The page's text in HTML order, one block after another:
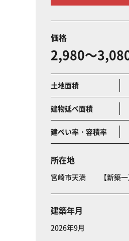
価格
2,980～
土地面積
建物延べ面積
建ぺい率・容積率
所在地
宮崎市天満 【新築一
建築年月
2026年9月